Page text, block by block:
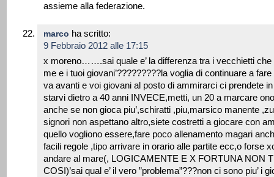
assieme alla federazione.
marco ha scritto:
9 Febbraio 2012 alle 17:15
x moreno…….sai quale e’ la differenza tra i vecchietti
me e i tuoi giovani’?????????la voglia di continuare a
va avanti e voi giovani al posto di ammirarci ci prendete
starvi dietro a 40 anni INVECE,metti, un 20 a marcare
anche se non gioca piu’,schiratti ,piu,marsico manente
signori non aspettano altro,siete costretti a giocare con
quello vogliono essere,fare poco allenamento magari
facili regole ,tipo arrivare in orario alle partite ecc,o forse
andare al mare(, LOGICAMENTE E X FORTUNA NON
COSI)’sai qual e’ il vero ”problema”???non ci sono piu’ i